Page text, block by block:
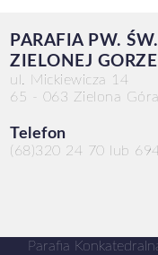
PARAFIA PW.
ZIELONEJ GORZE
ul. Mickiewicza 14
65 - 063 Zielona Góra
Telefon
(68)320 24 70 lub
Parafia